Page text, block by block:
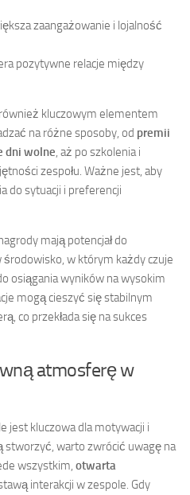
zaangażowanie i lojalność
pozytywne relacje między
kluczowym elementem
na różne sposoby, od premii
dni wolne, aż po szkolenia i
zespołu. Ważne jest, aby
do sytuacji i preferencji
mają potencjał do
środowisko, w którym każdy czuje
osiągania wyników na wysokim
mogą cieszyć się stabilnym
co przekłada się na sukces
atmosferę w
jest kluczowa dla motywacji i
stworzyć, warto zwrócić uwagę na
wszystkim, otwarta
interakcji w zespole. Gdy